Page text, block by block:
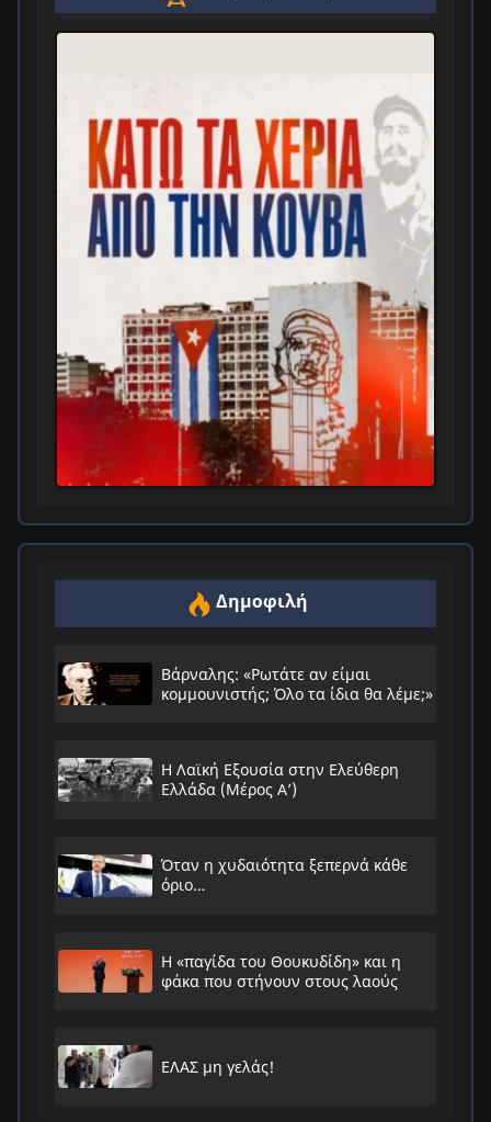
Δημοφιλή
Βάρναλης: «Ρωτάτε αν είμαι
κομμουνιστής; Όλο τα ίδια θα λέμε;»
Η Λαϊκή Εξουσία στην Ελεύθερη
Ελλάδα (Μέρος Α’)
Όταν η χυδαιότητα ξεπερνά κάθε
όριο…
Η «παγίδα του Θουκυδίδη» και η
φάκα που στήνουν στους λαούς
ΕΛΑΣ μη γελάς!